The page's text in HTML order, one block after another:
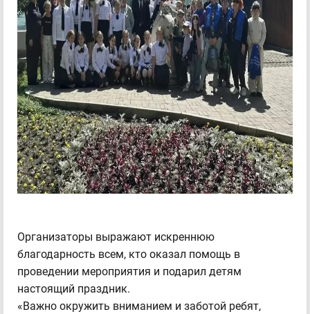
Организаторы выражают искреннюю
благодарность всем, кто оказал помощь в
проведении мероприятия и подарил детям
настоящий праздник.
«Важно окружить вниманием и заботой ребят,